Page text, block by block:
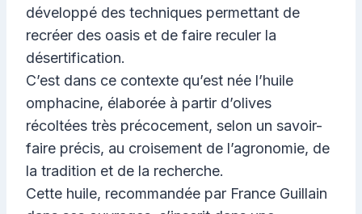
développé des techniques permettant de
recréer des oasis et de faire reculer la
désertification.
C’est dans ce contexte qu’est née l’huile
omphacine, élaborée à partir d’olives
récoltées très précocement, selon un savoir-
faire précis, au croisement de l’agronomie, de
la tradition et de la recherche.
Cette huile, recommandée par France Guillain